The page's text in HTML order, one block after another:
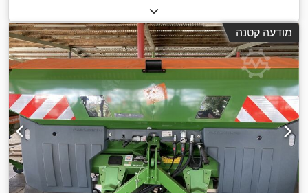
מודעה קטנה